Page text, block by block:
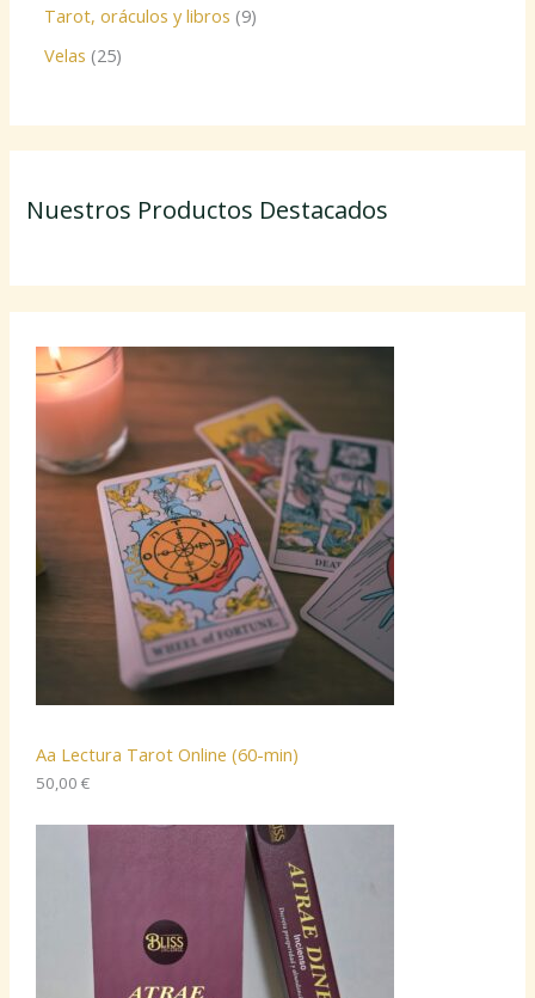
Tarot, oráculos y libros 9
Velas 25
Nuestros Productos Destacados
Aa Lectura Tarot Online (60-min)
50,00€